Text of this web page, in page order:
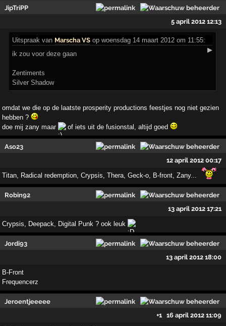
JipTriPP
5 april 2012 12:13
Uitspraak van Marscha VS op woensdag 14 maart 2012 om 11:55:
▶
ik zou voor deze gaan
Zentiments
Silver Shadow
omdat we die op de laatste prosperity productions feestjes nog niet gezien
hebben ?
doe mij zany maar
of iets uit de fusionstal, altijd goed
Aso23
12 april 2012 00:17
Titan, Radical redemption, Crypsis, Thera, Geck-o, B-front, Zany...
Robin92
13 april 2012 17:21
Crypsis, Deepack, Digital Punk ? ook leuk
Jordi93
13 april 2012 18:00
B-Front
Frequencerz
Jeroentjeeeee
+1
16 april 2012 11:09